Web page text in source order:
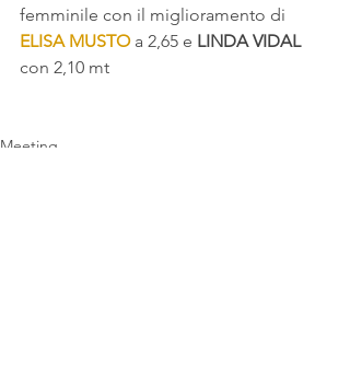
femminile con il miglioramento di
ELISA MUSTO a 2,65 e LINDA VIDAL
con 2,10 mt
Meeting